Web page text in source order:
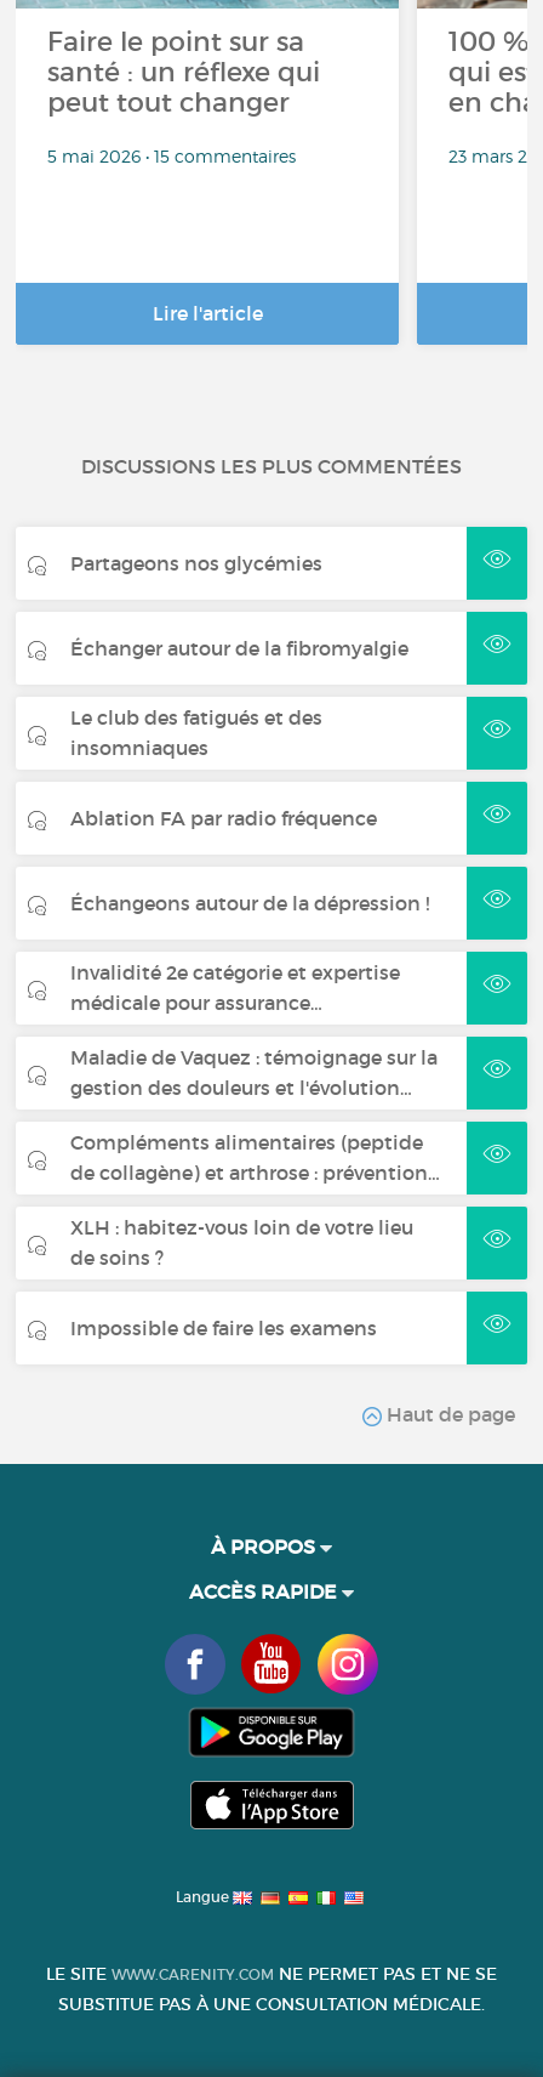
Faire le point sur sa
santé : un réflexe qui
peut tout changer
5 mai 2026 • 15 commentaires
Lire l'article
100 %
qui
en
23 mars
DISCUSSIONS LES PLUS COMMENTÉES
Partageons nos glycémies
Échanger autour de la fibromyalgie
Le club des fatigués et des
insomniaques
Ablation FA par radio fréquence
Échangeons autour de la dépression !
Invalidité 2e catégorie et expertise
médicale pour assurance…
Maladie de Vaquez : témoignage sur la
gestion des douleurs et l'évolution…
Compléments alimentaires (peptide
de collagène) et arthrose : prévention…
XLH : habitez-vous loin de votre lieu
de soins ?
Impossible de faire les examens
Haut de page
À PROPOS
ACCÈS RAPIDE
Langue
LE SITE WWW.CARENITY.COM NE PERMET PAS ET NE SE
SUBSTITUE PAS À UNE CONSULTATION MÉDICALE.